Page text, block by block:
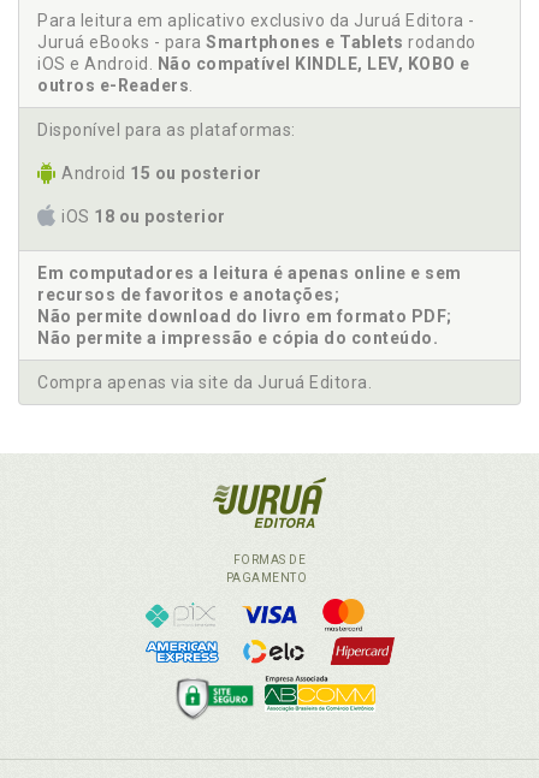
Para leitura em aplicativo exclusivo da Juruá Editora -
Juruá eBooks - para Smartphones e Tablets rodando
iOS e Android.
Não compatível KINDLE, LEV, KOBO e
outros e-Readers
Disponível para as plataformas:
Android 15 ou posterior
iOS 18 ou posterior
Em computadores a leitura é apenas online e sem
recursos de favoritos e anotações;
Não permite download do livro em formato PDF;
Não permite a impressão e cópia do conteúdo.
Compra apenas via site da Juruá Editora.
FORMAS DE
PAGAMENTO